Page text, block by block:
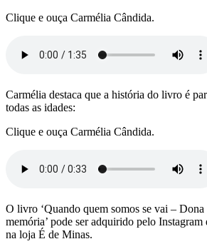
Clique e ouça Carmélia Cândida.
Carmélia destaca que a história do livro é
todas as idades:
Clique e ouça Carmélia Cândida.
O livro ‘Quando quem somos se vai –
memória’ pode ser adquirido pelo
na loja É de Minas.